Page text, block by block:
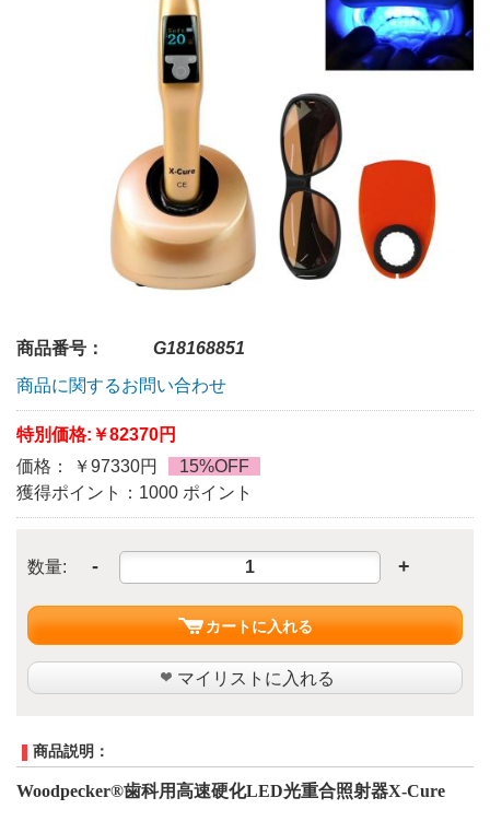
商品番号：
G18168851
商品に関するお問い合わせ
特別価格: ￥82370円
価格： ￥97330円
15%OFF
獲得ポイント：1000 ポイント
数量: - +
カートに入れる
マイリストに入れる
商品説明：
Woodpecker®歯科用高速硬化LED光重合照射器X-Cure